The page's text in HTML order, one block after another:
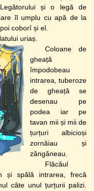
și o legă de
îl umplu cu apă de la
coborî și el.
uriaș.
Coloane de
gheață
împodobeau
intrarea, tuberoze
de gheață se
desenau pe
podea iar pe
tavan mii și mii de
țurțuri albicioși
zornăiau și
zăngăneau.
Flăcăul
și spălă intrarea, frecă
câte unul țurțurii palizi.